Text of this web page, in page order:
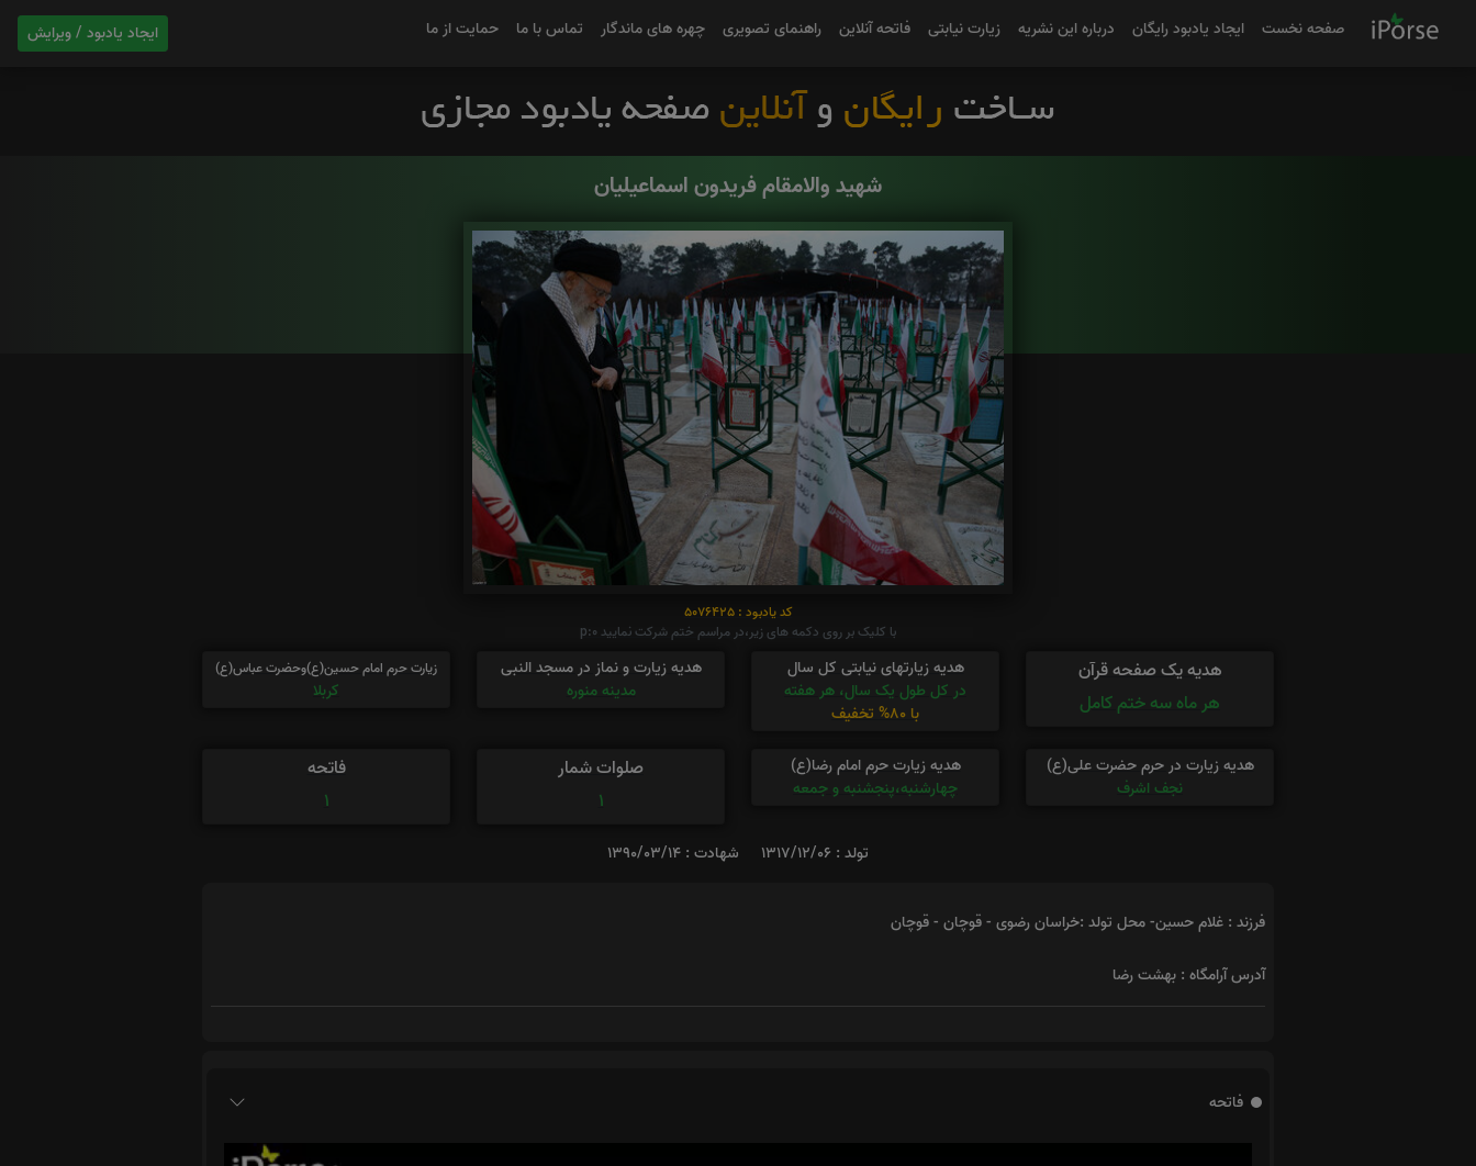
ایجاد یادبود / ویرایش صفحه نخست ایجاد یادبود رایگان درباره این نشریه زیارت نیابتی فاتحه آنلاین راهنمای تصویری چهره های ماندگار تماس با ما حمایت از ما
شهید والامقام فریدون اسماعیلیان
کد یادبود : 5076425
با کلیک بر روی دکمه های زیر،در مراسم ختم شرکت نمایید p:0
هدیه یک صفحه قرآن
هر ماه سه ختم کامل
هدیه زیارتهای نیابتی کل سال
در کل طول یک سال، هر هفته
با 80% تخفیف
هدیه زیارت و نماز در مسجد النبی
مدینه منوره
زیارت حرم امام حسین(ع)وحضرت عباس(ع)
کربلا
هدیه زیارت در حرم حضرت علی(ع)
نجف اشرف
هدیه زیارت حرم امام رضا(ع)
چهارشنبه،پنجشنبه و جمعه
صلوات شمار
1
فاتحه
1
تولد : 1317/12/06 شهادت : 1390/03/14
فرزند : غلام حسین- محل تولد :خراسان رضوی - قوچان - قوچان
آدرس آرامگاه : بهشت رضا
فاتحه